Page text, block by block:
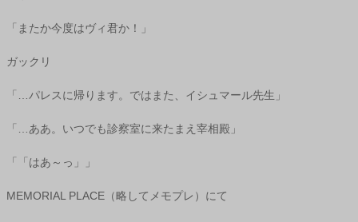
「またか今度はヴィ君か！」
ガックリ
「…パレスに帰ります。ではまた、イシュマール先生」
「…ああ。いつでも診察室に来たまえ宰相殿」
「「はあ～っ」」
MEMORIAL PLACE（略してメモプレ）にて